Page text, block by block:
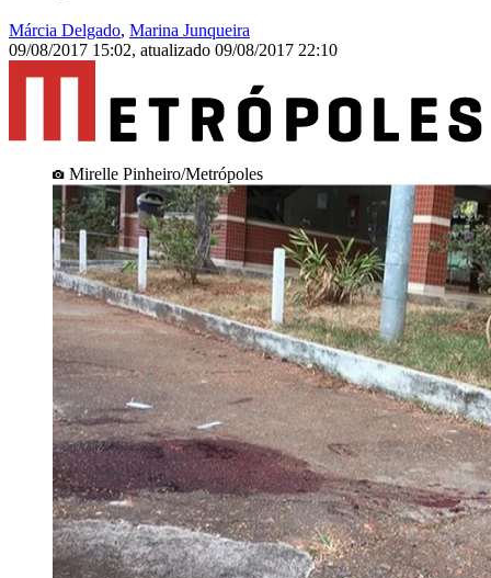
Márcia Delgado, Marina Junqueira
09/08/2017 15:02, atualizado 09/08/2017 22:10
Mirelle Pinheiro/Metrópoles